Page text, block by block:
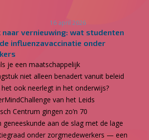
16 april 2026
naar vernieuwing: wat studenten
influenzavaccinatie onder
je een maatschappelijk
niet alleen benadert vanuit beleid
ook neerlegt in het onderwijs?
van het Leids
Centrum gingen zo’n 70
aan de slag met de lage
onder zorgmedewerkers — een